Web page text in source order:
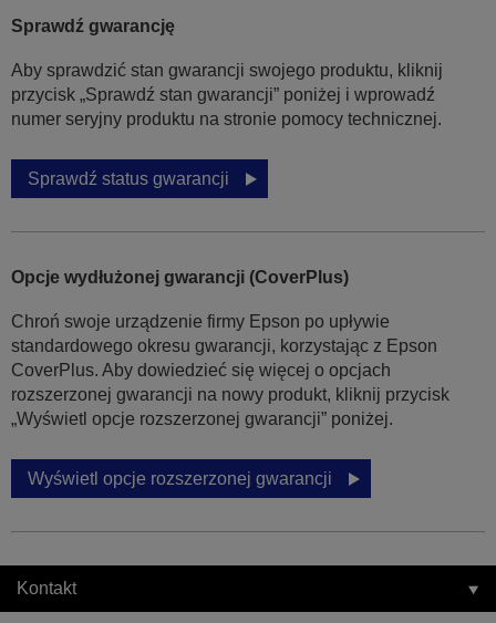
Sprawdź gwarancję
Aby sprawdzić stan gwarancji swojego produktu, kliknij
przycisk „Sprawdź stan gwarancji” poniżej i wprowadź
numer seryjny produktu na stronie pomocy technicznej.
Sprawdź status gwarancji
Opcje wydłużonej gwarancji (CoverPlus)
Chroń swoje urządzenie firmy Epson po upływie
standardowego okresu gwarancji, korzystając z Epson
CoverPlus. Aby dowiedzieć się więcej o opcjach
rozszerzonej gwarancji na nowy produkt, kliknij przycisk
„Wyświetl opcje rozszerzonej gwarancji” poniżej.
Wyświetl opcje rozszerzonej gwarancji
Kontakt